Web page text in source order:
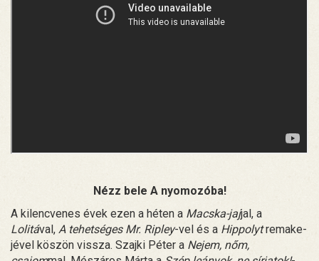
Nézz bele A nyomozóba!
A kilencvenes évek ezen a héten a Macska-jajjal, a
Lolitával, A tehetséges Mr. Ripley-vel és a Hippolytremake-
jével köszön vissza. Szajki Péter a Nejem, nőm,